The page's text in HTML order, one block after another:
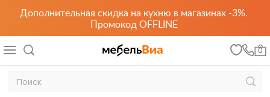
Дополнительная скидка на кухню в магазинах -3%.
Промокод OFFLINE
0